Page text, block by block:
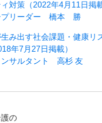
ィ対策（2022年4月11日掲載
プリーダー 橋本 勝
生み出す社会課題・健康
年7月27日掲載）
ンサルタント 高杉 友
の